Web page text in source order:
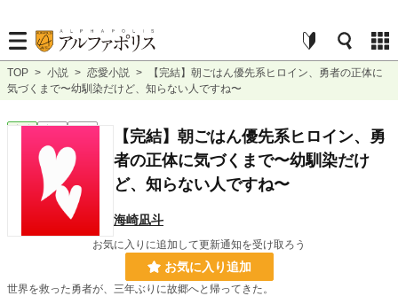
TOP > 小説 > 恋愛小説 >
【完結】朝ごはん優先系ヒロイン、勇者の正体に
気づくまで〜幼馴染だけど、知らない人ですね〜
恋愛 完結 長編
【完結】朝ごはん優先系ヒロイン、勇
者の正体に気づくまで〜幼馴染だけ
ど、知らない人ですね〜
海崎凪斗
お気に入りに追加して更新通知を受け取ろう
お気に入り追加
世界を救った勇者が、三年ぶりに故郷へと帰ってきた。